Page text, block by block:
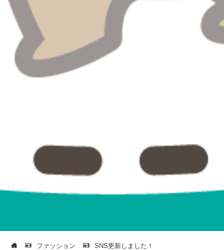
ファッション SNS更新しました！